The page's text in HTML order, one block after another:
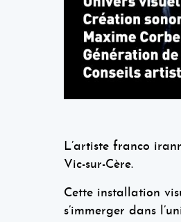
L’artiste franco
Vic-sur-Cère.
Cette installation
s’immerger dans